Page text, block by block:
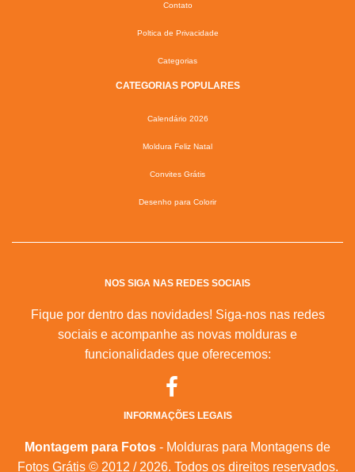
Contato
Poltica de Privacidade
Categorias
CATEGORIAS POPULARES
Calendário 2026
Moldura Feliz Natal
Convites Grátis
Desenho para Colorir
NOS SIGA NAS REDES SOCIAIS
Fique por dentro das novidades! Siga-nos nas redes
sociais e acompanhe as novas molduras e
funcionalidades que oferecemos:
INFORMAÇÕES LEGAIS
Montagem para Fotos - Molduras para Montagens de
Fotos Grátis © 2012 / 2026. Todos os direitos reservados.